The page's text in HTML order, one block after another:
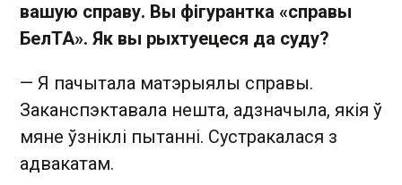
вашую справу. Вы фігурантка «справы
БелТА». Як вы рыхтуецеся да суду?
— Я пачытала матэрыялы справы.
Заканспэктавала нешта, адзначыла, якія ў
мяне ўзніклі пытанні. Сустракалася з
адвакатам.